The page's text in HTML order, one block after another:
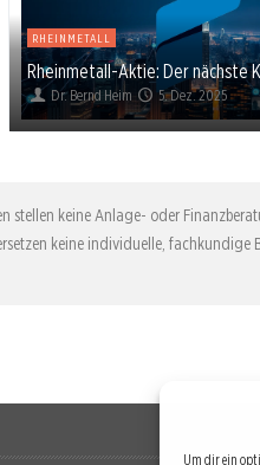
Um dir ein
RHEINMETALL
Rheinmetall-Aktie: Der nächste
Dr. Bernd Heim 5. Dez. 2025
stellen keine Anlage- oder
keine individuelle, fachkundige